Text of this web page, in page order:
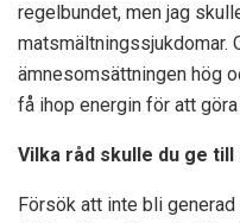
regelbundet, men jag
matsmältningssjukdomar.
ämnesomsättningen hög
få ihop energin för att göra
Vilka råd skulle du ge
Försök att inte bli